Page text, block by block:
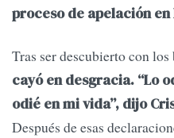
proceso de apelación
Tras ser descubierto con
cayó en desgracia. “Lo
odié en mi vida”, dijo
Después de esas